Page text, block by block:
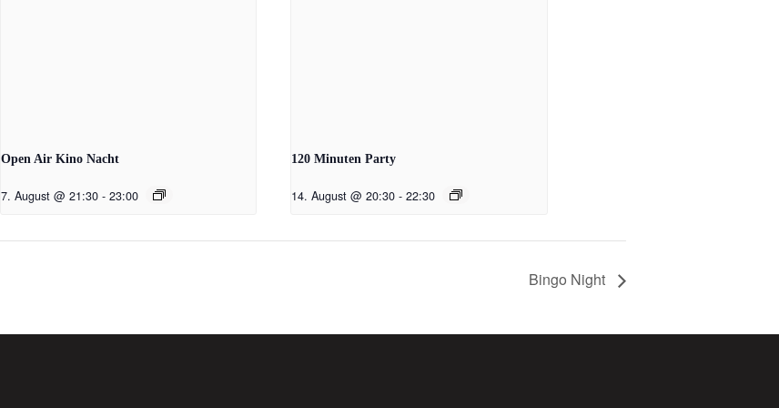
Open Air Kino Nacht
7. August @ 21:30 - 23:00
120 Minuten Party
14. August @ 20:30 - 22:30
Bingo Night